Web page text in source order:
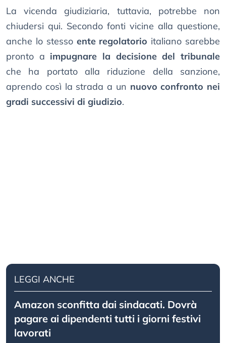
La vicenda giudiziaria, tuttavia, potrebbe non
chiudersi qui. Secondo fonti vicine alla questione,
anche lo stesso ente regolatorio italiano sarebbe
pronto a impugnare la decisione del tribunale
che ha portato alla riduzione della sanzione,
aprendo così la strada a un nuovo confronto nei
gradi successivi di giudizio.
LEGGI ANCHE
Amazon sconfitta dai sindacati. Dovrà
pagare ai dipendenti tutti i giorni festivi
lavorati